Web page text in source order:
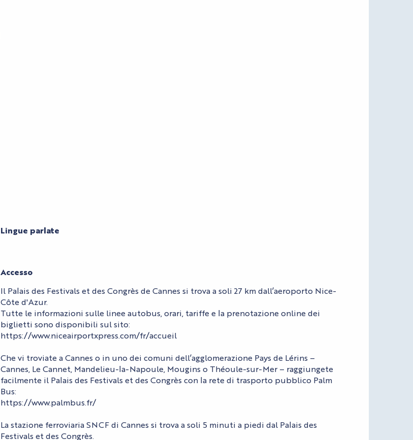
Lingue parlate
Lingue parlate
Accesso
Accesso
Il Palais des Festivals et des Congrès de Cannes si trova a soli 27 km dall’aeroporto Nice-
Côte d'Azur.
Tutte le informazioni sulle linee autobus, orari, tariffe e la prenotazione online dei
biglietti sono disponibili sul sito:
https://www.niceairportxpress.com/fr/accueil
Che vi troviate a Cannes o in uno dei comuni dell’agglomerazione Pays de Lérins –
Cannes, Le Cannet, Mandelieu-la-Napoule, Mougins o Théoule-sur-Mer – raggiungete
facilmente il Palais des Festivals et des Congrès con la rete di trasporto pubblico Palm
Bus:
https://www.palmbus.fr/
La stazione ferroviaria SNCF di Cannes si trova a soli 5 minuti a piedi dal Palais des
Festivals et des Congrès.